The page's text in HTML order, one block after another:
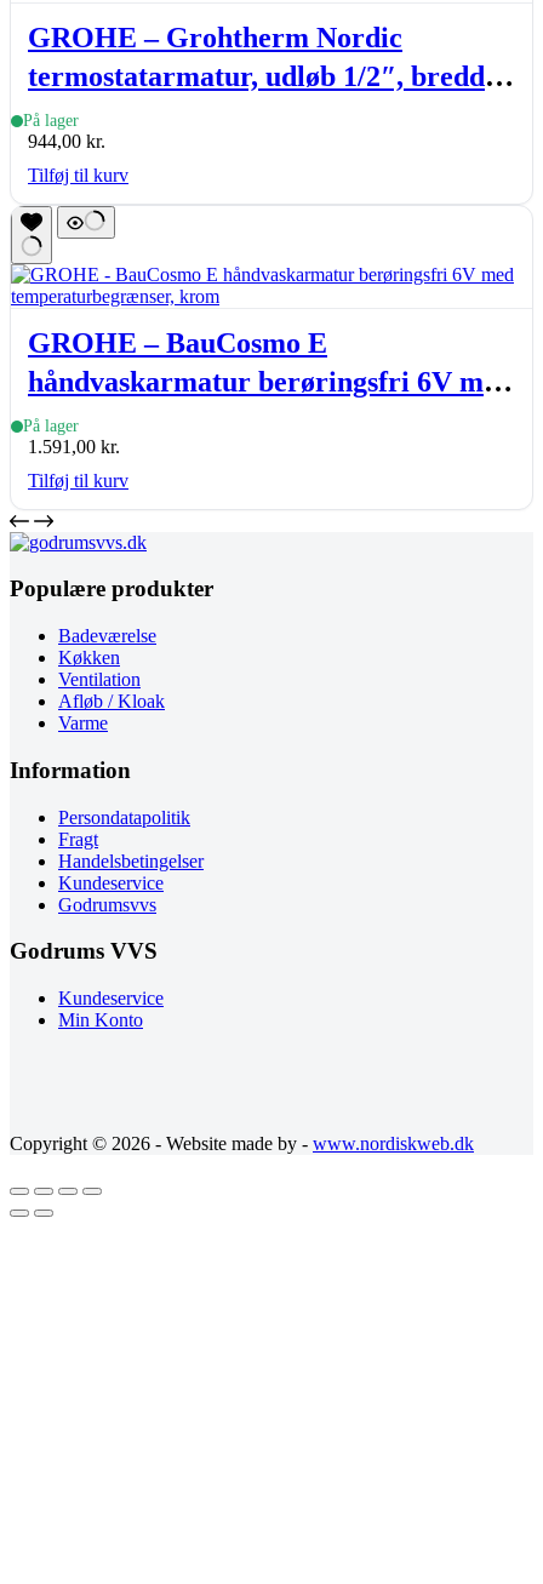
GROHE – Grohtherm Nordic
termostatarmatur, udløb 1/2″, bredde
305mm, krom
På lager
944,00 kr.
Tilføj til kurv
GROHE – BauCosmo E
håndvaskarmatur berøringsfri 6V med
temperaturbegrænser, krom
På lager
1.591,00 kr.
Tilføj til kurv
Populære produkter
Badeværelse
Køkken
Ventilation
Afløb / Kloak
Varme
Information
Persondatapolitik
Fragt
Handelsbetingelser
Kundeservice
Godrumsvvs
Godrums VVS
Kundeservice
Min Konto
Copyright © 2026 - Website made by - www.nordiskweb.dk